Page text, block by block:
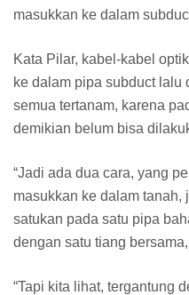
masukkan ke dalam
Kata Pilar, kabel-kabel
ke dalam pipa subduct lalu
semua tertanam, karena
demikian belum bisa
“Jadi ada dua cara, yang
masukkan ke dalam
satukan pada satu pipa
dengan satu tiang
“Tapi kita lihat, tergantung